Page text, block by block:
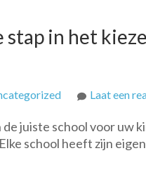
in het
Laat een
juiste school voor uw
school heeft zijn